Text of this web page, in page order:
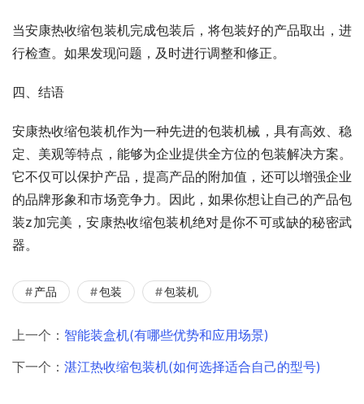
当安康热收缩包装机完成包装后，将包装好的产品取出，进
行检查。如果发现问题，及时进行调整和修正。
四、结语
安康热收缩包装机作为一种先进的包装机械，具有高效、稳
定、美观等特点，能够为企业提供全方位的包装解决方案。
它不仅可以保护产品，提高产品的附加值，还可以增强企业
的品牌形象和市场竞争力。因此，如果你想让自己的产品包
装z加完美，安康热收缩包装机绝对是你不可或缺的秘密武
器。
产品 包装 包装机
上一个： 智能装盒机(有哪些优势和应用场景)
下一个： 湛江热收缩包装机(如何选择适合自己的型号)